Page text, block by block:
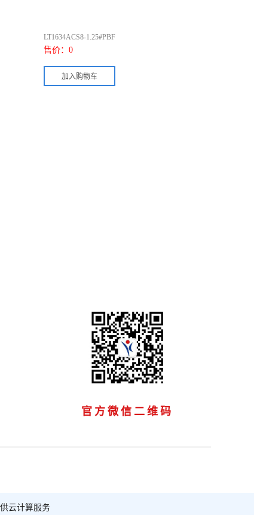
LT1634ACS8-1.25#PBF
售价： 0
官方微信二维码
云计算服务